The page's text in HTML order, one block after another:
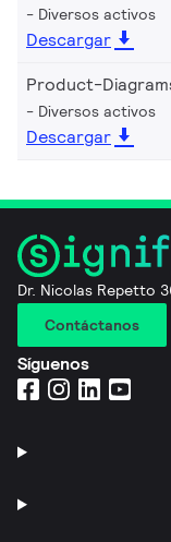
Diversos activos
Descargar
Product-
Diversos activos
Descargar
Dr. Nicolas Repetto
Contáctanos
Síguenos